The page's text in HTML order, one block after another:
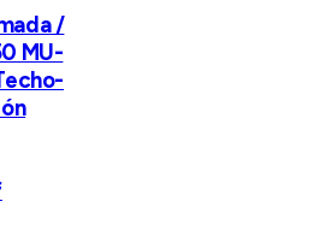
/
MU-